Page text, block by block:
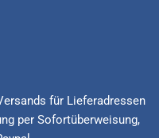
für Lieferadressen
per Sofortüberweisung,